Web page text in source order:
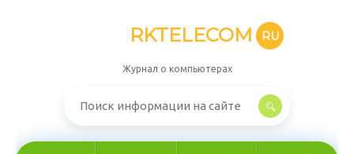
RKTELECOM RU
Журнал о компьютерах